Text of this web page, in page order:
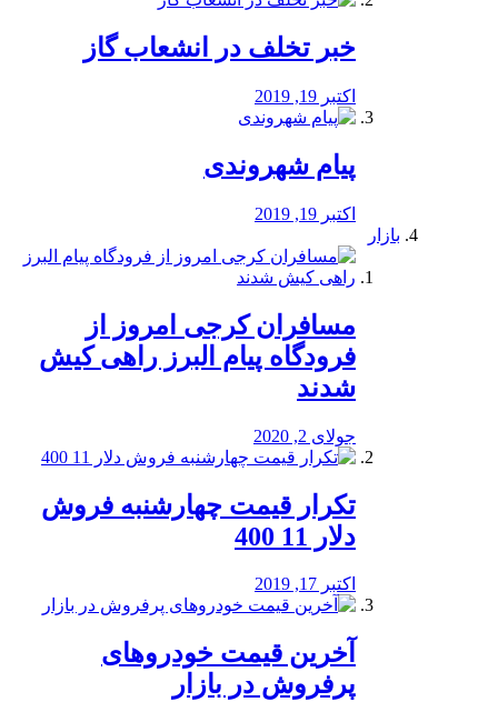
خبر تخلف در انشعاب گاز
اکتبر 19, 2019
پیام شهروندی
اکتبر 19, 2019
بازار
مسافران کرجی امروز از
فرودگاه پیام البرز راهی کیش
شدند
جولای 2, 2020
تکرار قیمت چهارشنبه فروش
دلار 11 400
اکتبر 17, 2019
آخرین قیمت خودرو‌های
پرفروش در بازار